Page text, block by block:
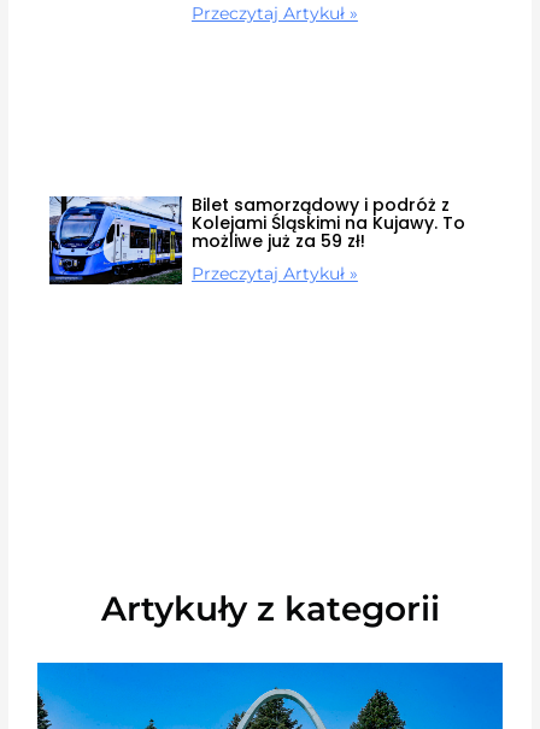
Przeczytaj Artykuł »
Bilet samorządowy i podróż z
Kolejami Śląskimi na Kujawy. To
możliwe już za 59 zł!
Przeczytaj Artykuł »
Artykuły z kategorii